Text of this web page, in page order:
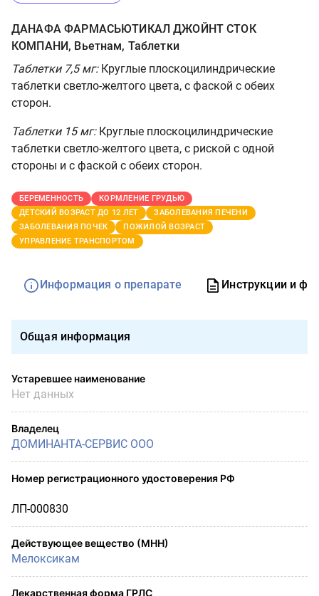
ДАНАФА ФАРМАСЬЮТИКАЛ ДЖОЙНТ СТОК
КОМПАНИ, Вьетнам, Таблетки
Таблетки 7,5 мг:Круглые плоскоцилиндрические
таблетки светло-желтого цвета, с фаской с обеих
сторон.
Таблетки 15 мг:Круглые плоскоцилиндрические
таблетки светло-желтого цвета, с риской с одной
стороны и с фаской с обеих сторон.
БЕРЕМЕННОСТЬ
КОРМЛЕНИЕ ГРУДЬЮ
ДЕТСКИЙ ВОЗРАСТ ДО 12 ЛЕТ
ЗАБОЛЕВАНИЯ ПЕЧЕНИ
ЗАБОЛЕВАНИЯ ПОЧЕК
ПОЖИЛОЙ ВОЗРАСТ
УПРАВЛЕНИЕ ТРАНСПОРТОМ
Информация о препарате Инструкции и
Общая информация
Устаревшее наименование
Нет данных
Владелец
ДОМИНАНТА-СЕРВИС ООО
Номер регистрационного удостоверения РФ
ЛП-000830
Действующее вещество (МНН)
Мелоксикам
Лекарственная форма ГРЛС